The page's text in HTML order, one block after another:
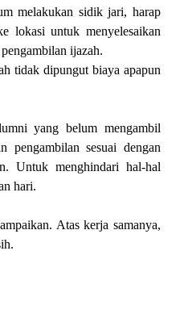
melakukan sidik jari, harap
lokasi untuk menyelesaikan
ijazah.
tidak dipungut biaya apapun
yang belum mengambil
pengambilan sesuai dengan
Untuk menghindari hal-hal
hari.
Atas kerja samanya,